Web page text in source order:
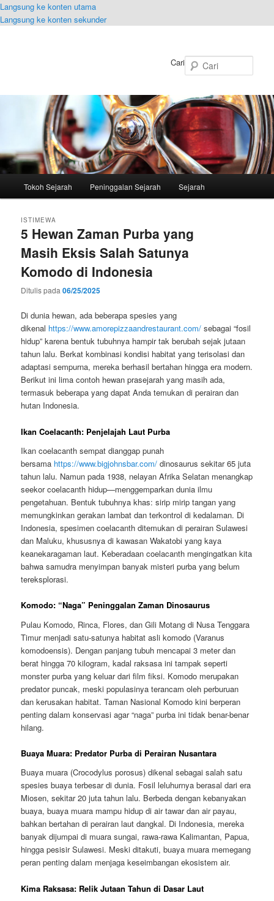
Langsung ke konten utama
Langsung ke konten sekunder
Cari
Tokoh Sejarah Peninggalan Sejarah Sejarah
5 Hewan Zaman Purba yang
Masih Eksis Salah Satunya
Komodo di Indonesia
ISTIMEWA
Ditulis pada06/25/2025
Di dunia hewan, ada beberapa spesies yang
dikenal https://www.amorepizzaandrestaurant.com/ sebagai “fosil
hidup” karena bentuk tubuhnya hampir tak berubah sejak jutaan
tahun lalu. Berkat kombinasi kondisi habitat yang terisolasi dan
adaptasi sempurna, mereka berhasil bertahan hingga era modern.
Berikut ini lima contoh hewan prasejarah yang masih ada,
termasuk beberapa yang dapat Anda temukan di perairan dan
hutan Indonesia.
Ikan Coelacanth: Penjelajah Laut Purba
Ikan coelacanth sempat dianggap punah
bersama https://www.bigjohnsbar.com/ dinosaurus sekitar 65 juta
tahun lalu. Namun pada 1938, nelayan Afrika Selatan menangkap
seekor coelacanth hidup—menggemparkan dunia ilmu
pengetahuan. Bentuk tubuhnya khas: sirip mirip tangan yang
memungkinkan gerakan lambat dan terkontrol di kedalaman. Di
Indonesia, spesimen coelacanth ditemukan di perairan Sulawesi
dan Maluku, khususnya di kawasan Wakatobi yang kaya
keanekaragaman laut. Keberadaan coelacanth mengingatkan kita
bahwa samudra menyimpan banyak misteri purba yang belum
tereksplorasi.
Komodo: “Naga” Peninggalan Zaman Dinosaurus
Pulau Komodo, Rinca, Flores, dan Gili Motang di Nusa Tenggara
Timur menjadi satu-satunya habitat asli komodo (Varanus
komodoensis). Dengan panjang tubuh mencapai 3 meter dan
berat hingga 70 kilogram, kadal raksasa ini tampak seperti
monster purba yang keluar dari film fiksi. Komodo merupakan
predator puncak, meski populasinya terancam oleh perburuan
dan kerusakan habitat. Taman Nasional Komodo kini berperan
penting dalam konservasi agar “naga” purba ini tidak benar-benar
hilang.
Buaya Muara: Predator Purba di Perairan Nusantara
Buaya muara (Crocodylus porosus) dikenal sebagai salah satu
spesies buaya terbesar di dunia. Fosil leluhurnya berasal dari era
Miosen, sekitar 20 juta tahun lalu. Berbeda dengan kebanyakan
buaya, buaya muara mampu hidup di air tawar dan air payau,
bahkan bertahan di perairan laut dangkal. Di Indonesia, mereka
banyak dijumpai di muara sungai, rawa-rawa Kalimantan, Papua,
hingga pesisir Sulawesi. Meski ditakuti, buaya muara memegang
peran penting dalam menjaga keseimbangan ekosistem air.
Kima Raksasa: Relik Jutaan Tahun di Dasar Laut